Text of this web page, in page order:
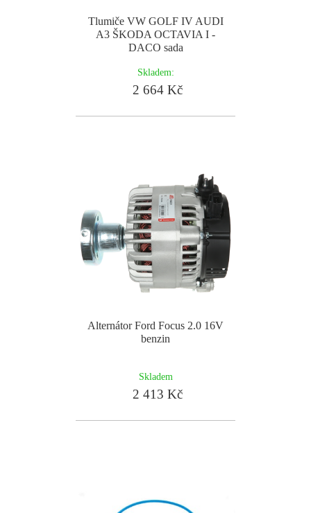
Tlumiče VW GOLF IV AUDI
A3 ŠKODA OCTAVIA I -
DACO sada
Skladem:
2 664 Kč
Alternátor Ford Focus 2.0 16V
benzin
Skladem
2 413 Kč